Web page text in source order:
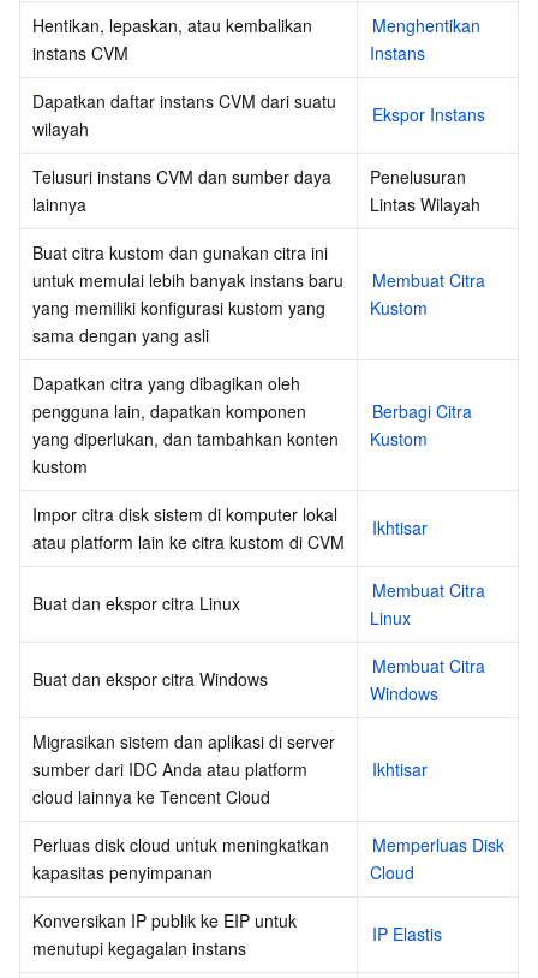
Tag
Tencent Infrastructure Automation for Terraform
Cloud Access Management
CloudAudit
Config
Tencent Cloud Organization
Control Center
Identity Aware Platform
Tencent Smart Advisor-Chaotic Fault Generator
Region Management System
Cloud Resource Center
Tencent Cloud CodeBuddy
Tencent Cloud Code Analysis
Tencent Cloud Super App as a Service
Tencent Cloud Observability Platform
Application Performance Management
Real User Monitoring
Cloud Automated Testing
TencentCloud Managed Service for Prometheus
Grafana
Event Bridge
Tencent Cloud Health Dashboard
Tencent Smart Advisor-Tencent RTC Copilot
Performance Testing Service
API dan Alat
Cloud Migration
TencentCloud API
Tencent Cloud Command Line Interface
Software Product Announcements
Software Product Lifecycle Announcements
Enterprise Software
Tencent Cloud Enterprise
Tencent Cloud-native Suite
TencentDB
TDSQL
Big Data
Tencent Big Data Suite
Selengkapnya
International Partners
About Account
Message Center
About Console
Compliance
Terms and Policies
Third Party
Service Plan
Tencent Cloud Training and Certification
Operating System
TencentOS Server
Hentikan, lepaskan, atau kembalikan
instans CVM
Menghentikan
Instans
Dapatkan daftar instans CVM dari suatu
wilayah
Ekspor Instans
Telusuri instans CVM dan sumber daya
lainnya
Penelusuran
Lintas Wilayah
Buat citra kustom dan gunakan citra ini
untuk memulai lebih banyak instans baru
yang memiliki konfigurasi kustom yang
sama dengan yang asli
Membuat Citra
Kustom
Dapatkan citra yang dibagikan oleh
pengguna lain, dapatkan komponen
yang diperlukan, dan tambahkan konten
kustom
Berbagi Citra
Kustom
Impor citra disk sistem di komputer lokal
atau platform lain ke citra kustom di CVM
Ikhtisar
Buat dan ekspor citra Linux
Membuat Citra
Linux
Buat dan ekspor citra Windows
Membuat Citra
Windows
Migrasikan sistem dan aplikasi di server
sumber dari IDC Anda atau platform
cloud lainnya ke Tencent Cloud
Ikhtisar
Perluas disk cloud untuk meningkatkan
kapasitas penyimpanan
Memperluas Disk
Cloud
Konversikan IP publik ke EIP untuk
menutupi kegagalan instans
IP Elastis